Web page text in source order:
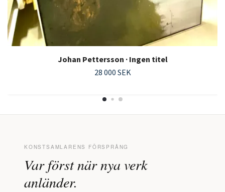
Johan Pettersson · Ingen titel
28 000 SEK
KONSTSAMLARENS FÖRSPRÅNG
Var först när nya verk
anländer.